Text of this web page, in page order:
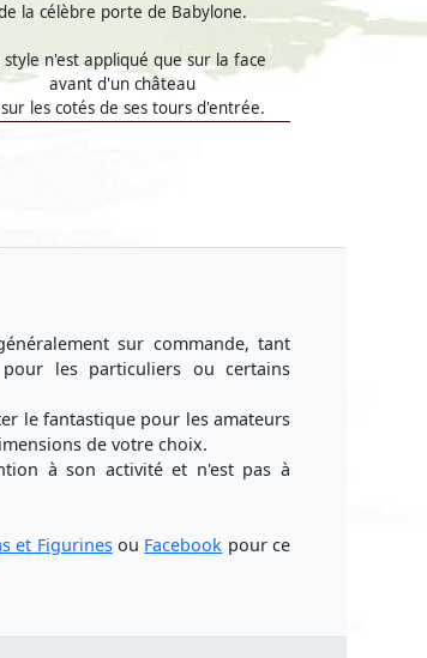
la célèbre porte de Babylone.
style n'est appliqué que sur la face
avant d'un château
les cotés de ses tours d'entrée.
sur commande, tant
les particuliers ou certains
le fantastique pour les amateurs
de votre choix.
à son activité et n'est pas à
et Figurinesou Facebook pour ce